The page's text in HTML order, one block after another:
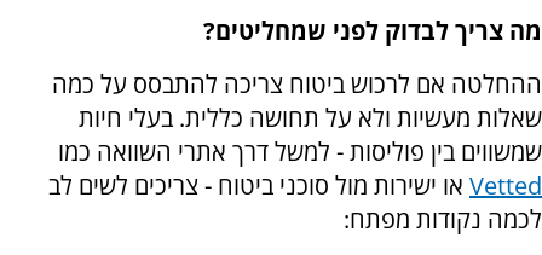
מה צריך לבדוק לפני שמחליטים?
ההחלטה אם לרכוש ביטוח צריכה להתבסס על כמה
שאלות מעשיות ולא על תחושה כללית. בעלי חיות
שמשווים בין פוליסות - למשל דרך אתרי השוואה כמו
Vetted או ישירות מול סוכני ביטוח - צריכים לשים לב
לכמה נקודות מפתח: